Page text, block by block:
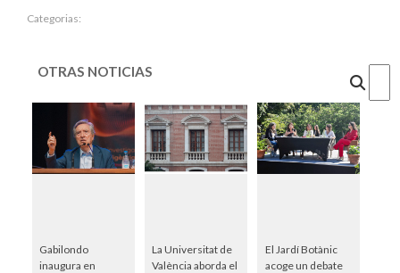
Categorias:
OTRAS NOTICIAS
Gabilondo
inaugura en
La Universitat de
València aborda el
El Jardí Botànic
acoge un debate